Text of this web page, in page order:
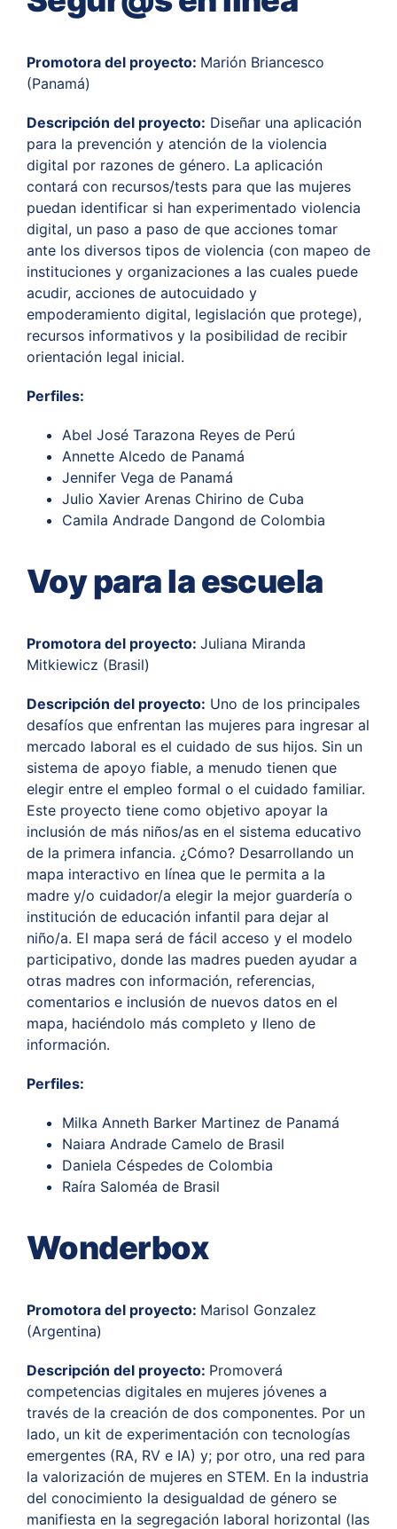
Promotora del proyecto: Marión Briancesco
(Panamá)
Descripción del proyecto: Diseñar una aplicación
para la prevención y atención de la violencia
digital por razones de género. La aplicación
contará con recursos/tests para que las mujeres
puedan identificar si han experimentado violencia
digital, un paso a paso de que acciones tomar
ante los diversos tipos de violencia (con mapeo de
instituciones y organizaciones a las cuales puede
acudir, acciones de autocuidado y
empoderamiento digital, legislación que protege),
recursos informativos y la posibilidad de recibir
orientación legal inicial.
Perfiles:
Abel José Tarazona Reyes de Perú
Annette Alcedo de Panamá
Jennifer Vega de Panamá
Julio Xavier Arenas Chirino de Cuba
Camila Andrade Dangond de Colombia
Voy para la escuela
Promotora del proyecto: Juliana Miranda
Mitkiewicz (Brasil)
Descripción del proyecto: Uno de los principales
desafíos que enfrentan las mujeres para ingresar al
mercado laboral es el cuidado de sus hijos. Sin un
sistema de apoyo fiable, a menudo tienen que
elegir entre el empleo formal o el cuidado familiar.
Este proyecto tiene como objetivo apoyar la
inclusión de más niños/as en el sistema educativo
de la primera infancia. ¿Cómo? Desarrollando un
mapa interactivo en línea que le permita a la
madre y/o cuidador/a elegir la mejor guardería o
institución de educación infantil para dejar al
niño/a. El mapa será de fácil acceso y el modelo
participativo, donde las madres pueden ayudar a
otras madres con información, referencias,
comentarios e inclusión de nuevos datos en el
mapa, haciéndolo más completo y lleno de
información.
Perfiles:
Milka Anneth Barker Martinez de Panamá
Naiara Andrade Camelo de Brasil
Daniela Céspedes de Colombia
Raíra Saloméa de Brasil
Wonderbox
Promotora del proyecto: Marisol Gonzalez
(Argentina)
Descripción del proyecto: Promoverá
competencias digitales en mujeres jóvenes a
través de la creación de dos componentes. Por un
lado, un kit de experimentación con tecnologías
emergentes (RA, RV e IA) y; por otro, una red para
la valorización de mujeres en STEM. En la industria
del conocimiento la desigualdad de género se
manifiesta en la segregación laboral horizontal (las